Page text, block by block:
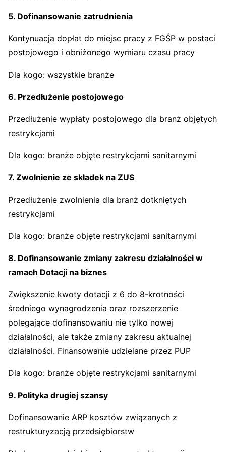
5. Dofinansowanie zatrudnienia
Kontynuacja dopłat do miejsc pracy z FGŚP w postaci
postojowego i obniżonego wymiaru czasu pracy
Dla kogo: wszystkie branże
6. Przedłużenie postojowego
Przedłużenie wypłaty postojowego dla branż objętych
restrykcjami
Dla kogo: branże objęte restrykcjami sanitarnymi
7. Zwolnienie ze składek na ZUS
Przedłużenie zwolnienia dla branż dotkniętych
restrykcjami
Dla kogo: branże objęte restrykcjami sanitarnymi
8. Dofinansowanie zmiany zakresu działalności w
ramach Dotacji na biznes
Zwiększenie kwoty dotacji z 6 do 8-krotności
średniego wynagrodzenia oraz rozszerzenie
polegające dofinansowaniu nie tylko nowej
działalności, ale także zmiany zakresu aktualnej
działalności. Finansowanie udzielane przez PUP
Dla kogo: branże objęte restrykcjami sanitarnymi
9. Polityka drugiej szansy
Dofinansowanie ARP kosztów związanych z
restrukturyzacją przedsiębiorstw